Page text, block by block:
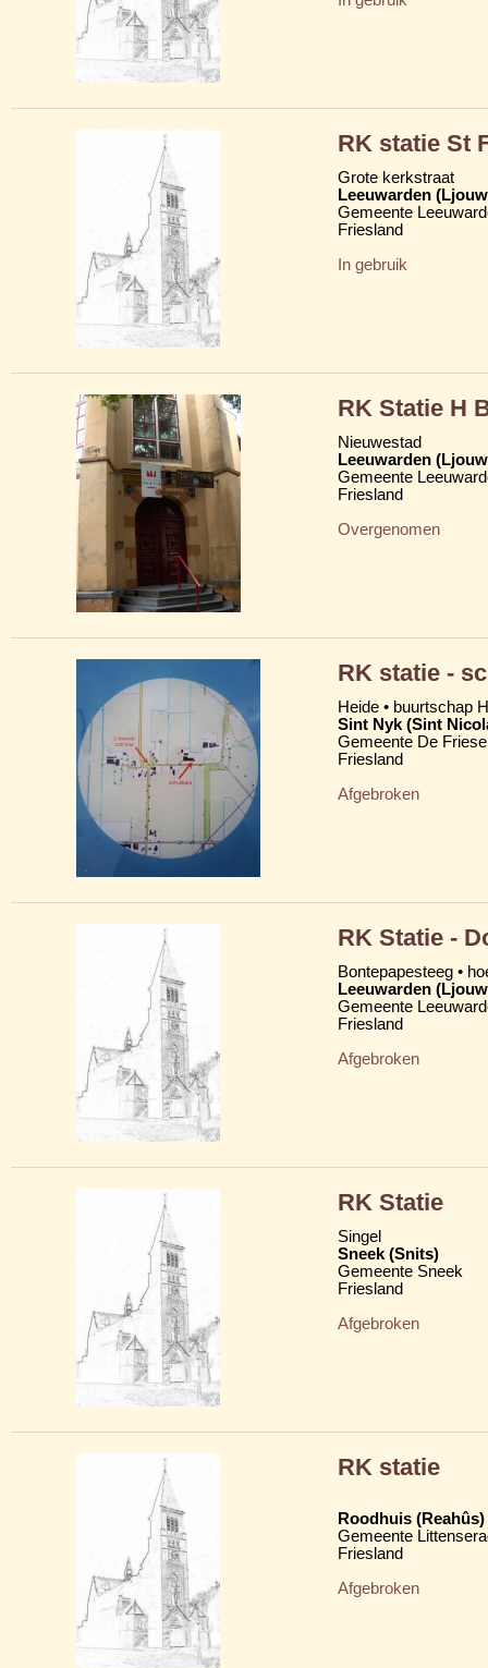
RK statie St
Grote kerkstraat
Leeuwarden
Gemeente
Friesland
In gebruik
RK Statie H
Nieuwestad
Leeuwarden
Gemeente
Friesland
Overgenomen
RK statie -
Heide • buurtschap
Sint Nyk (Sint
Gemeente De
Friesland
Afgebroken
RK Statie -
Bontepapesteeg •
Leeuwarden
Gemeente
Friesland
Afgebroken
RK Statie
Singel
Sneek (Snits)
Gemeente Sneek
Friesland
Afgebroken
RK statie
Roodhuis (Reahûs)
Gemeente
Friesland
Afgebroken